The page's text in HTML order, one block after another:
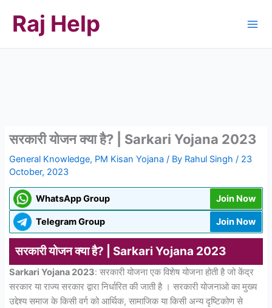
content
Raj Help
सरकारी योजन क्या है? | Sarkari Yojana 2023
General Knowledge, PM Kisan Yojana / By Rahul Singh/ 23
October, 2023
WhatsApp Group Join Now
Telegram Group Join Now
सरकारी योजन क्या है? | Sarkari Yojana 2023
Sarkari Yojana 2023: सरकारी योजना एक विशेष योजना होती है जो केंद्र
सरकार या राज्य सरकार द्वारा निर्धारित की जाती है । सरकारी योजनाओ का मुख्य
उद्देश्य समाज के किसी वर्ग को आर्थिक, सामाजिक या किसी अन्य दृष्टिकोण से